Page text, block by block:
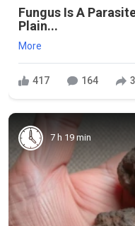
Fungus Is A
Plain...
More
417 164
7 h 19 min